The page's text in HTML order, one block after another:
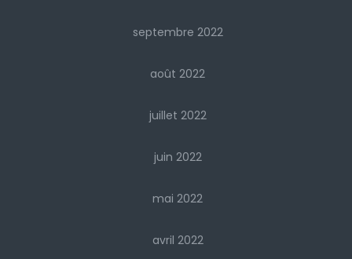
septembre 2022
août 2022
juillet 2022
juin 2022
mai 2022
avril 2022